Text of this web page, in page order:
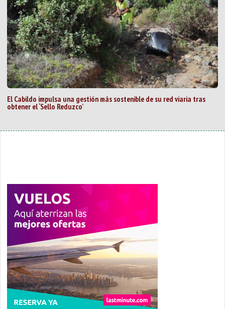
El Cabildo impulsa una gestión más sostenible de su red viaria tras
obtener el ‘Sello Reduzco’